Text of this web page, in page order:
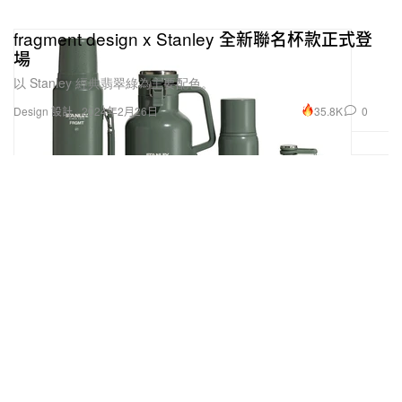
Design 設計
fragment design x Stanley 全新聯名杯款正式登
場
以 Stanley 經典翡翠綠為主要配色。
2024年2月26日 35.8K 0